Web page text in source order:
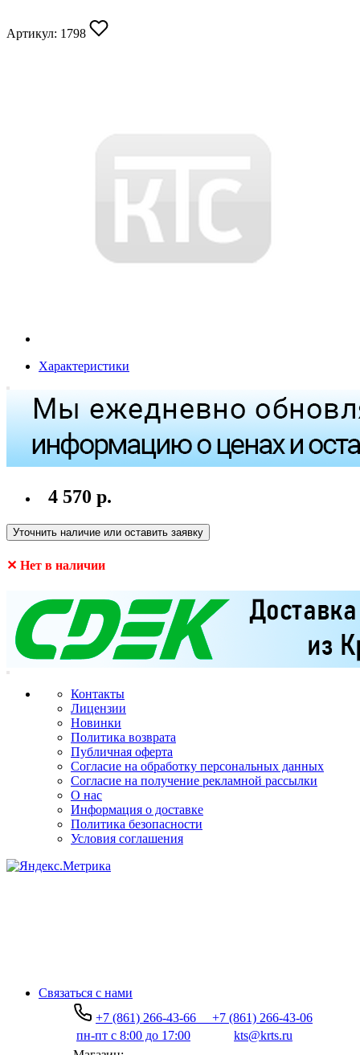
Артикул: 1798
Характеристики
4 570 р.
Уточнить наличие или оставить заявку
✕ Нет в наличии
Контакты
Лицензии
Новинки
Политика возврата
Публичная оферта
Согласие на обработку персональных данных
Согласие на получение рекламной рассылки
О нас
Информация о доставке
Политика безопасности
Условия соглашения
Связаться с нами
+7 (861) 266-43-66
+7 (861) 266-43-06
пн-пт с 8:00 до 17:00
kts@krts.ru